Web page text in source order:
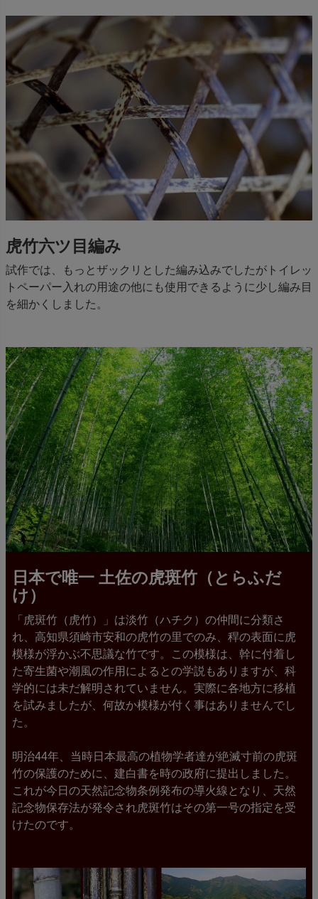
虎竹六ツ目編み
試作では、もっとザックリとした編み込みでしたがトイレッ
トペーパー入れの用途の他にも使用できるように少し編み目
を細かくしました。
日本で唯一 土佐の虎斑竹（とらふだ
け）
「虎斑竹（虎竹）」は淡竹（ハチク）の仲間に分類さ
れ、高知県須崎市安和の虎竹の里でのみ、稈の表面に虎
模様が浮かぶ不思議な竹です。この模様は、幹に付着し
た寄生菌や潮風の作用によるとの学説もありますが、科
学的には未だ解明されていません。実際に各地方に移植
を試みましたが、何故か模様が付く事はありませんでし
た。
明治44年、当時日本最高の植物学者達が絶滅寸前の虎斑
竹の保護のために、建白書を時の政府に提出しました。
これが今日の天然記念物条例発布の導火線となり、天然
記念物保存法が発令され虎斑竹はその第一号の指定を受
けたのです。